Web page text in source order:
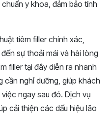
y khoa, đảm bảo tính
tiêm filler chính xác,
sự thoải mái và hài lòng
filler tại đây diễn ra nhanh
nghỉ dưỡng, giúp khách
ngay sau đó. Dịch vụ
cải thiện các dấu hiệu lão